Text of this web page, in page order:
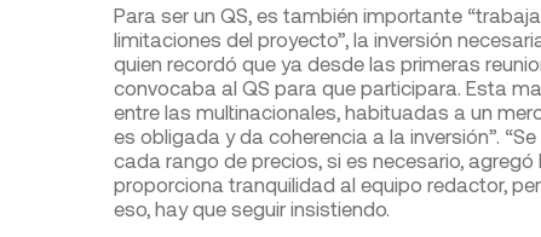
Para ser un QS, es también importante
limitaciones del proyecto”, la inversión
quien recordó que ya desde las primeras
convocaba al QS para que participara. Esta
entre las multinacionales, habituadas a un
es obligada y da coherencia a la inversión”.
cada rango de precios, si es necesario,
proporciona tranquilidad al equipo redactor,
eso, hay que seguir insistiendo.